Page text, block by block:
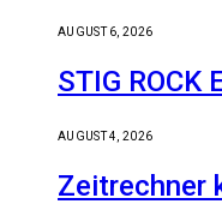
AUGUST 6, 2026
STIG
AUGUST 4, 2026
Zeitrechner